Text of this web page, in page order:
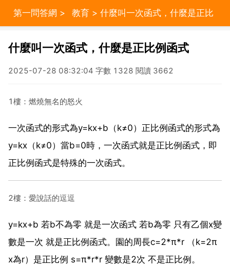
第一問答網 > 教育 > 什麼叫一次函式，什麼是正比
例函式
什麼叫一次函式，什麼是正比例函式
2025-07-28 08:32:04 字數 1328 閱讀 3662
1樓：燃燒無名的怒火
一次函式的形式為y=kx+b（k≠0）正比例函式的形式為
y=kx（k≠0）當b=0時，一次函式就是正比例函式，即
正比例函式是特殊的一次函式。
2樓：愛說話的逗逗
y=kx+b 若b不為零 就是一次函式 若b為零 只有乙個x變
數是一次 就是正比例函式。園的周長c=2*π*r （k=2π
x為r）是正比例 s=π*r*r 變數是2次 不是正比例。